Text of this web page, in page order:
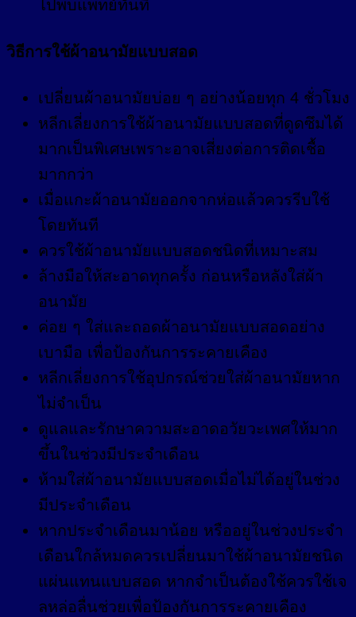
ไปพบแพทย์ทันที
วิธีการใช้ผ้าอนามัยแบบสอด
เปลี่ยนผ้าอนามัยบ่อย ๆ อย่างน้อยทุก 4 ชั่วโมง
หลีกเลี่ยงการใช้ผ้าอนามัยแบบสอดที่ดูดซึมได้
มากเป็นพิเศษเพราะอาจเสี่ยงต่อการติดเชื้อ
มากกว่า
เมื่อแกะผ้าอนามัยออกจากห่อแล้วควรรีบใช้
โดยทันที
ควรใช้ผ้าอนามัยแบบสอดชนิดที่เหมาะสม
ล้างมือให้สะอาดทุกครั้ง ก่อนหรือหลังใส่ผ้า
อนามัย
ค่อย ๆ ใส่และถอดผ้าอนามัยแบบสอดอย่าง
เบามือ เพื่อป้องกันการระคายเคือง
หลีกเลี่ยงการใช้อุปกรณ์ช่วยใส่ผ้าอนามัยหาก
ไม่จำเป็น
ดูแลและรักษาความสะอาดอวัยวะเพศให้มาก
ขึ้นในช่วงมีประจำเดือน
ห้ามใส่ผ้าอนามัยแบบสอดเมื่อไม่ได้อยู่ในช่วง
มีประจำเดือน
หากประจำเดือนมาน้อย หรืออยู่ในช่วงประจำ
เดือนใกล้หมดควรเปลี่ยนมาใช้ผ้าอนามัยชนิด
แผ่นแทนแบบสอด หากจำเป็นต้องใช้ควรใช้เจ
ลหล่อลื่นช่วยเพื่อป้องกันการระคายเคือง